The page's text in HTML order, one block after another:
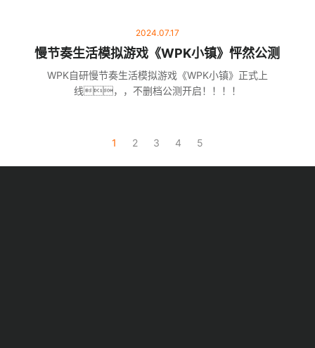
2024.07.17
慢节奏生活模拟游戏《WPK小镇》怦然公测
WPK自研慢节奏生活模拟游戏《WPK小镇》正式上
线，，不删档公测开启！！！！
1 2 3 4 5